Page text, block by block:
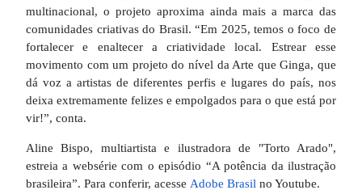
multinacional, o projeto aproxima ainda mais a marca das
comunidades criativas do Brasil. “Em 2025, temos o foco de
fortalecer e enaltecer a criatividade local. Estrear esse
movimento com um projeto do nível da Arte que Ginga, que
dá voz a artistas de diferentes perfis e lugares do país, nos
deixa extremamente felizes e empolgados para o que está por
vir!”, conta.
Aline Bispo, multiartista e ilustradora de "Torto Arado",
estreia a websérie com o episódio “A potência da ilustração
brasileira”. Para conferir, acesse Adobe Brasil no Youtube.